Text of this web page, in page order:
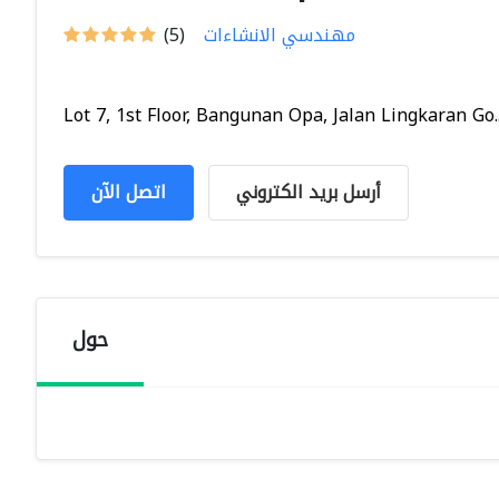
(5) مهندسي الانشاءات
Lot 7, 1st Floor, Bangunan Opa, Jalan Lingkaran
اتصل الآن أرسل بريد الكتروني
حول